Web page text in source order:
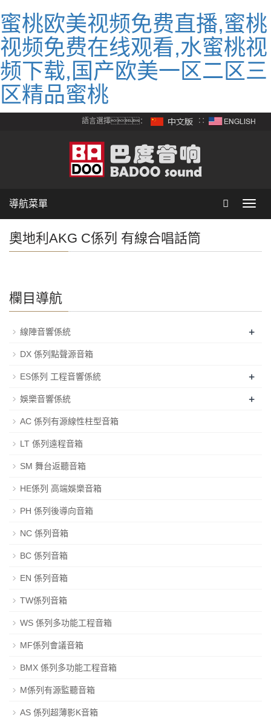
蜜桃欧美视频免费直播,蜜桃
视频免费在线观看,水蜜桃视
频下载,国产欧美一区二区三
区精品蜜桃
語言選擇： ∷
導航菜單
奧地利AKG C係列 有線合唱話筒
欄目導航
線陣音響係統 +
DX 係列點聲源音箱
ES係列 工程音響係統 +
娛樂音響係統 +
AC 係列有源線性柱型音箱
LT 係列遠程音箱
SM 舞台返聽音箱
HE係列 高端娛樂音箱
PH 係列後導向音箱
NC 係列音箱
BC 係列音箱
EN 係列音箱
TW係列音箱
WS 係列多功能工程音箱
MF係列會議音箱
BMX 係列多功能工程音箱
M係列有源監聽音箱
AS 係列超薄影K音箱